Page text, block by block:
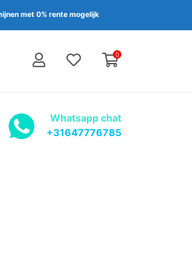
met 0% rente mogelijk
0
Whatsapp chat
+31647776785